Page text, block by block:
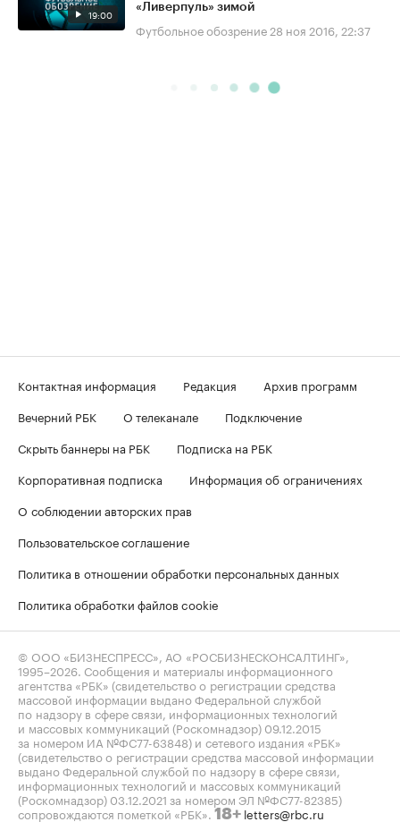
19:00
«Ливерпуль» зимой
Футбольное обозрение 28 ноя 2016, 22:37
Контактная информация Редакция
Архив программ
Вечерний РБК
О телеканале
Подключение
Скрыть баннеры на РБК
Подписка на РБК
Корпоративная подписка
Информация об ограничениях
О соблюдении авторских прав
Пользовательское соглашение
Политика в отношении обработки персональных данных
Политика обработки файлов cookie
© ООО «БИЗНЕСПРЕСС», АО «РОСБИЗНЕСКОНСАЛТИНГ»,
1995–2026. Сообщения и материалы информационного
агентства «РБК» (свидетельство о регистрации средства
массовой информации выдано Федеральной службой
по надзору в сфере связи, информационных технологий
и массовых коммуникаций (Роскомнадзор) 09.12.2015
за номером ИА №ФС77-63848) и сетевого издания «РБК»
(свидетельство о регистрации средства массовой информации
выдано Федеральной службой по надзору в сфере связи,
информационных технологий и массовых коммуникаций
(Роскомнадзор) 03.12.2021 за номером ЭЛ №ФС77-82385)
сопровождаются пометкой «РБК». 18+ letters@rbc.ru